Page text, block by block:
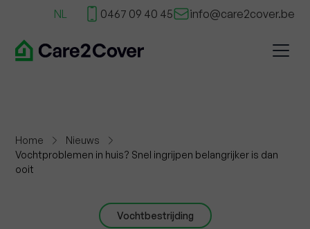
info@care2cover.be
0467 09 40 45
NL
Home
Nieuws
Vochtproblemen in huis? Snel ingrijpen belangrijker is dan
ooit
Vochtbestrijding